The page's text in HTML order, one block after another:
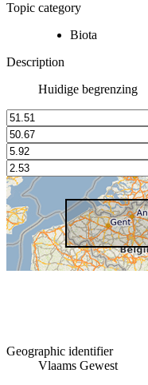
Topic category
Biota
Description
Huidige begrenzing
Geographic identifier
Vlaams Gewest